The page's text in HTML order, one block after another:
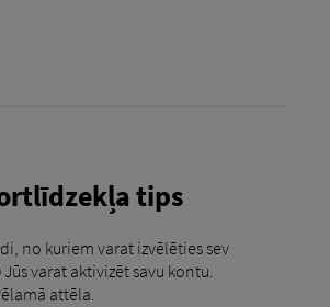
tips
no kuriem varat izvēlēties sev
varat aktivizēt savu kontu.
attēla.